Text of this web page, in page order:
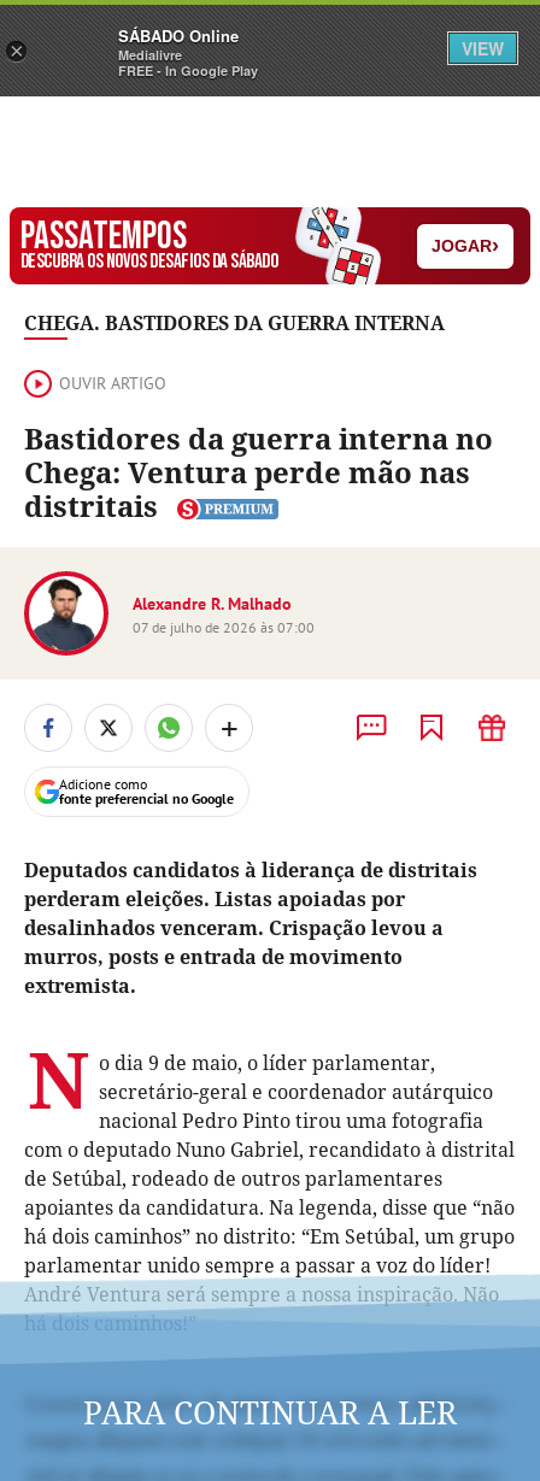
Sábado Assine Iniciar Sessão
PASSATEMPOS
DESCUBRA OS NOVOS DESAFIOS DA SÁBADO
JOGAR›
CHEGA. BASTIDORES DA GUERRA INTERNA
OUVIR ARTIGO
Bastidores da guerra interna no
Chega: Ventura perde mão nas
distritais
Alexandre R. Malhado
07 de julho de 2026 às 07:00
+
Adicione como
fonte preferencial no Google
Deputados candidatos à liderança de distritais
perderam eleições. Listas apoiadas por
desalinhados venceram. Crispação levou a
murros, posts e entrada de movimento
extremista.
N o dia 9 de maio, o líder parlamentar,
secretário-geral e coordenador autárquico
nacional Pedro Pinto tirou uma fotografia
com o deputado Nuno Gabriel, recandidato à distrital
de Setúbal, rodeado de outros parlamentares
apoiantes da candidatura. Na legenda, disse que “não
há dois caminhos” no distrito: “Em Setúbal, um grupo
parlamentar unido sempre a passar a voz do líder!
André Ventura será sempre a nossa inspiração. Não
há dois caminhos!”
PARA CONTINUAR A LER
×
SÁBADO Online
Medialivre
FREE - In Google Play
VIEW